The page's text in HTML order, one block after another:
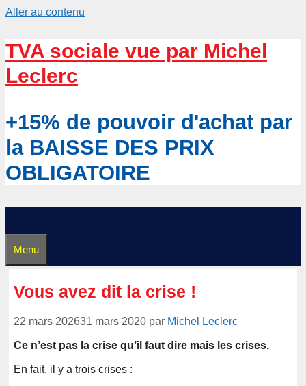
Aller au contenu
TVA sociale vue par Michel
Leclerc
+15% de pouvoir d'achat par
la BAISSE DES PRIX
OBLIGATOIRE
Menu
Vous avez dit la crise !
22 mars 202631 mars 2020 par Michel Leclerc
Ce n’est pas la crise qu’il faut dire mais les crises.
En fait, il y a trois crises :